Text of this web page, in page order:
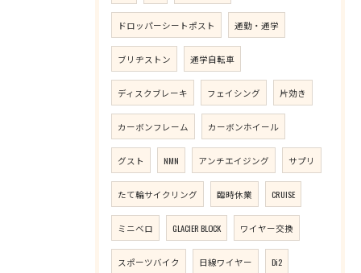
ドロッパーシートポスト 通勤・通学
ブリヂストン 通学自転車
ディスクブレーキ フェイシング 片効き
カーボンフレーム カーボンホイール
グスト NMN アンチエイジング サプリ
たて輪サイクリング 臨時休業 CRUISE
ミニベロ GLACIER BLOCK ワイヤー交換
スポーツバイク 日線ワイヤー Di2